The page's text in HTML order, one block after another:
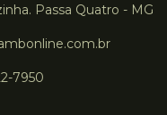
Passa Quatro - MG
7950